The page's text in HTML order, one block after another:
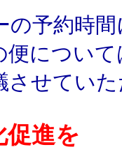
予約時間
便につい
させてい
促進を